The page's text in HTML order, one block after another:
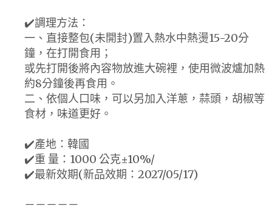
✔️調理方法：
一、直接整包(未開封)置入熱水中熱燙15-20分
鐘，在打開食用；
或先打開後將內容物放進大碗裡，使用微波爐加熱
約8分鐘後再食用。
二、依個人口味，可以另加入洋蔥，蒜頭，胡椒等
食材，味道更好。
✔️產地：韓國
✔️重 量：1000 公克±10%/
✔️最新效期(新品效期：2027/05/17)
－－－－－